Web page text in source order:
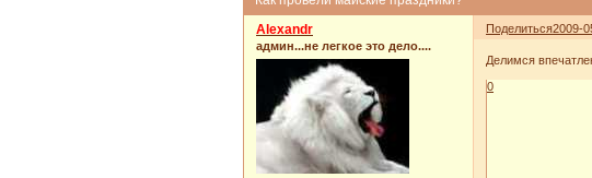
Поделиться2009-
Alexandr
админ...не легкое это дело....
Делимся
0